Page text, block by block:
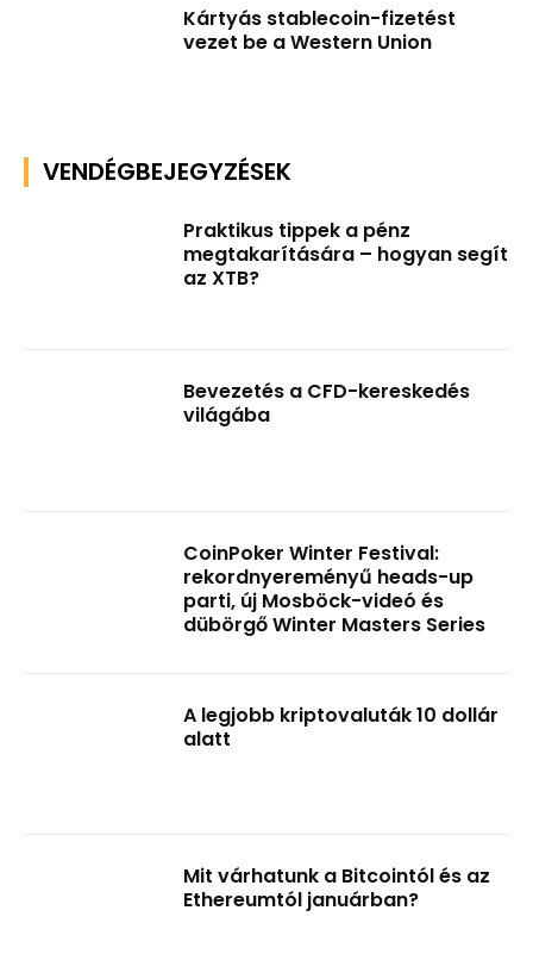
Kártyás stablecoin-fizetést
vezet be a Western Union
VENDÉGBEJEGYZÉSEK
Praktikus tippek a pénz
megtakarítására – hogyan segít
az XTB?
Bevezetés a CFD-kereskedés
világába
CoinPoker Winter Festival:
rekordnyereményű heads-up
parti, új Mosböck-videó és
dübörgő Winter Masters Series
A legjobb kriptovaluták 10 dollár
alatt
Mit várhatunk a Bitcointól és az
Ethereumtól januárban?